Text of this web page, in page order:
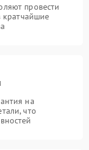
провести
кратчайшие
на
что